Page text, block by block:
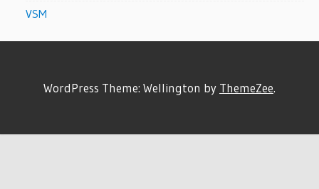
VSM
WordPress Theme: Wellington by ThemeZee.